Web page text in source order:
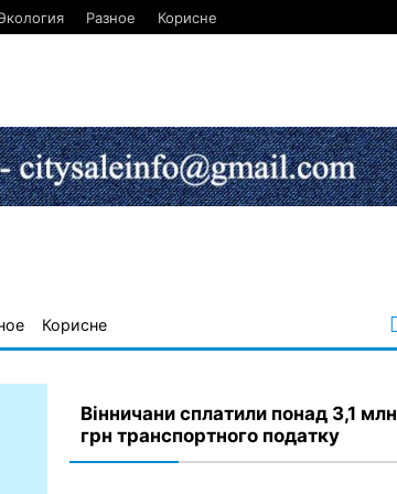
Разное Корисне
Корисне
Вінничани сплатили понад 3,1 млн
грн транспортного податку